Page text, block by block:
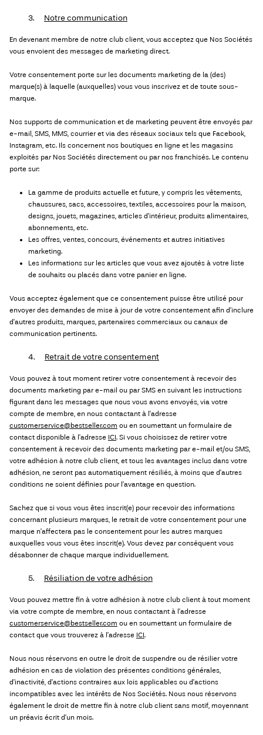
3. Notre communication
En devenant membre de notre club client, vous acceptez que Nos Sociétés
vous envoient des messages de marketing direct.
Votre consentement porte sur les documents marketing de la (des)
marque(s) à laquelle (auxquelles) vous vous inscrivez et de toute sous-
marque.
Nos supports de communication et de marketing peuvent être envoyés par
e-mail, SMS, MMS, courrier et via des réseaux sociaux tels que Facebook,
Instagram, etc. Ils concernent nos boutiques en ligne et les magasins
exploités par Nos Sociétés directement ou par nos franchisés. Le contenu
porte sur:
La gamme de produits actuelle et future, y compris les vêtements,
chaussures, sacs, accessoires, textiles, accessoires pour la maison,
designs, jouets, magazines, articles d’intérieur, produits alimentaires,
abonnements, etc.
Les offres, ventes, concours, événements et autres initiatives
marketing.
Les informations sur les articles que vous avez ajoutés à votre liste
de souhaits ou placés dans votre panier en ligne.
Vous acceptez également que ce consentement puisse être utilisé pour
envoyer des demandes de mise à jour de votre consentement afin d’inclure
d’autres produits, marques, partenaires commerciaux ou canaux de
communication pertinents.
4. Retrait de votre consentement
Vous pouvez à tout moment retirer votre consentement à recevoir des
documents marketing par e-mail ou par SMS en suivant les instructions
figurant dans les messages que nous vous avons envoyés, via votre
compte de membre, en nous contactant à l’adresse
customerservice@bestseller.com ou en soumettant un formulaire de
contact disponible à l’adresse ICI. Si vous choisissez de retirer votre
consentement à recevoir des documents marketing par e-mail et/ou SMS,
votre adhésion à notre club client, et tous les avantages inclus dans votre
adhésion, ne seront pas automatiquement résiliés, à moins que d’autres
conditions ne soient définies pour l’avantage en question.
Sachez que si vous vous êtes inscrit(e) pour recevoir des informations
concernant plusieurs marques, le retrait de votre consentement pour une
marque n’affectera pas le consentement pour les autres marques
auxquelles vous vous êtes inscrit(e). Vous devez par conséquent vous
désabonner de chaque marque individuellement.
5. Résiliation de votre adhésion
Vous pouvez mettre fin à votre adhésion à notre club client à tout moment
via votre compte de membre, en nous contactant à l’adresse
customerservice@bestseller.com ou en soumettant un formulaire de
contact que vous trouverez à l’adresse ICI.
Nous nous réservons en outre le droit de suspendre ou de résilier votre
adhésion en cas de violation des présentes conditions générales,
d’inactivité, d’actions contraires aux lois applicables ou d’actions
incompatibles avec les intérêts de Nos Sociétés. Nous nous réservons
également le droit de mettre fin à notre club client sans motif, moyennant
un préavis écrit d’un mois.